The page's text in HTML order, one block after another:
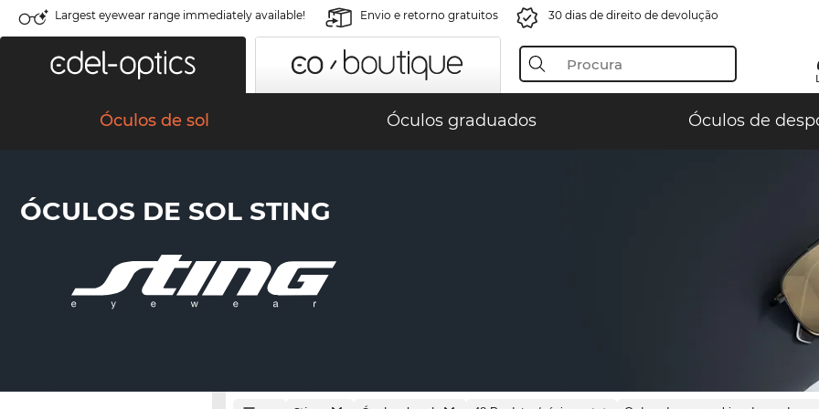
Largest eyewear range immediately available! Envio e retorno gratuitos 30 dias de direito de devolução
Óculos de sol Óculos graduados Óculos de
ÓCULOS DE SOL STING